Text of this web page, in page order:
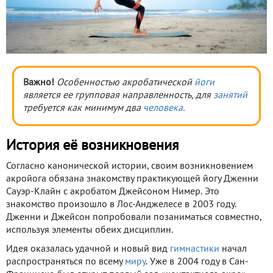
Важно! Особенностью акробатической йоги
является ее групповая направленность, для занятий
требуется как минимум два человека.
История её возникновения
Согласно канонической истории, своим возникновением
акройога обязана знакомству практикующей йогу Дженни
Сауэр-Клайн с акробатом Джейсоном Нимер. Это
знакомство произошло в Лос-Анджелесе в 2003 году.
Дженни и Джейсон попробовали позаниматься совместно,
используя элементы обеих дисциплин.
Идея оказалась удачной и новый вид гимнастики начал
распространяться по всему миру. Уже в 2004 году в Сан-